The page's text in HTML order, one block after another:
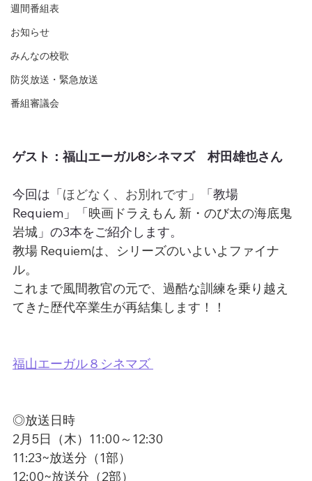
週間番組表
お知らせ
みんなの校歌
防災放送・緊急放送
番組審議会
ゲスト：福山エーガル8シネマズ　村田雄也さん
今回は「ほどなく、お別れです 」「教場
Requiem」「映画ドラえもん 新・のび太の海底鬼
岩城 」の3本をご紹介します。
教場 Requiemは、シリーズのいよいよファイナ
ル。
これまで風間教官の元で、過酷な訓練を乗り越え
てきた歴代卒業生が再結集します！！
福山エーガル８シネマズ
◎放送日時
2月5日（木）11:00～12:30
11:23~放送分（1部）
12:00~放送分（2部）